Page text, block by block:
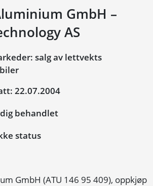
GmbH –
AS
salg av lettvekts
22.07.2004
behandlet
status
GmbH (ATU 146 95 409), oppkjøp